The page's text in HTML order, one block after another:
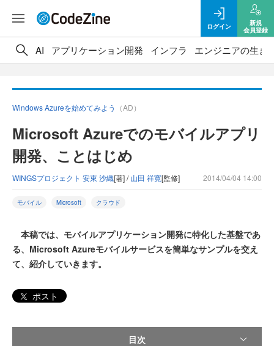
ログイン
新規
会員登録
AI アプリケーション開発 インフラ エンジニアの生き
Windows Azureを始めてみよう （AD）
Microsoft Azureでのモバイルアプリ
開発、ことはじめ
WINGSプロジェクト 安東 沙織[著] /山田 祥寛[監修] 2014/04/04 14:00
モバイル Microsoft クラウド
本稿では、モバイルアプリケーション開発に特化した基盤であ
る、Microsoft Azureモバイルサービスを簡単なサンプルを交え
て、紹介していきます。
ポスト
目次